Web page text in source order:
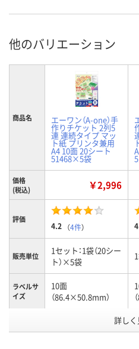
他のバリエーション
商品名 エーワン（A-one）手
作りチケット 2列5
連 連続タイプ マッ
ト紙 プリンタ兼用
A4 10面 20シート
51468×5袋
価格
(税込)
￥2,996
評価
4.2 （4件）
販売単位
1セット：1袋（20シー
ト）×5袋
ラベルサ
イズ
10面
（86.4×50.8mm）
詳しく